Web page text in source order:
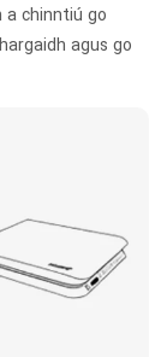
a chinntiú go
agus go